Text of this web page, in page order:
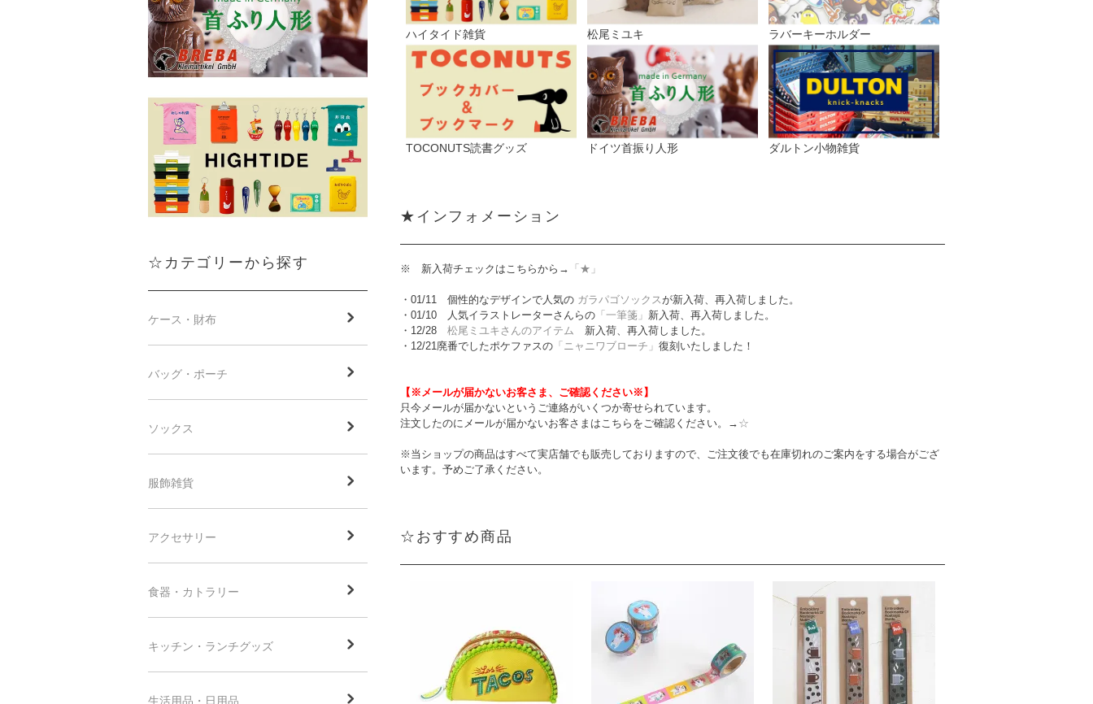
ハイタイド雑貨 松尾ミユキ ラバーキーホルダー
TOCONUTS読書グッズ ドイツ首振り人形 ダルトン小物雑貨
★インフォメーション
※ 新入荷チェックはこちらから→ 「★」
・01/11 個性的なデザインで人気の ガラパゴソックスが新入荷、再入荷しました。
・01/10 人気イラストレーターさんらの 「一筆箋」 新入荷、再入荷しました。
・12/28 松尾ミユキさんのアイテム 新入荷、再入荷しました。
・12/21廃番でしたポケファスの 「ニャニワブローチ」 復刻いたしました！
【※メールが届かないお客さま、ご確認ください※】
只今メールが届かないというご連絡がいくつか寄せられています。
注文したのにメールが届かないお客さまはこちらをご確認ください。→ ☆
※当ショップの商品はすべて実店舗でも販売しておりますので、ご注文後でも在庫切れのご案内をする場合がござ
います。予めご了承ください。
☆おすすめ商品
☆カテゴリーから探す
ケース・財布
バッグ・ポーチ
ソックス
服飾雑貨
アクセサリー
食器・カトラリー
キッチン・ランチグッズ
生活用品・日用品